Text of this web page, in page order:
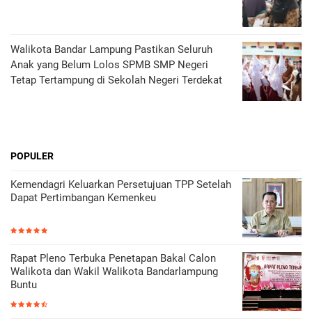
Walikota Bandar Lampung Pastikan Seluruh
Anak yang Belum Lolos SPMB SMP Negeri
Tetap Tertampung di Sekolah Negeri Terdekat
POPULER
Kemendagri Keluarkan Persetujuan TPP Setelah
Dapat Pertimbangan Kemenkeu
Rapat Pleno Terbuka Penetapan Bakal Calon
Walikota dan Wakil Walikota Bandarlampung
Buntu